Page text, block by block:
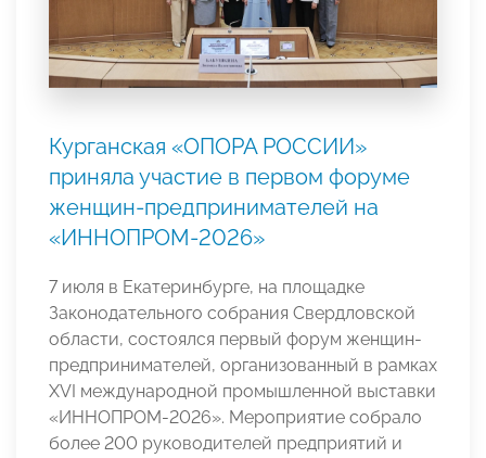
Курганская «ОПОРА РОССИИ»
приняла участие в первом форуме
женщин-предпринимателей на
«ИННОПРОМ-2026»
7 июля в Екатеринбурге, на площадке
Законодательного собрания Свердловской
области, состоялся первый форум женщин-
предпринимателей, организованный в рамках
XVI международной промышленной выставки
«ИННОПРОМ-2026». Мероприятие собрало
более 200 руководителей предприятий и